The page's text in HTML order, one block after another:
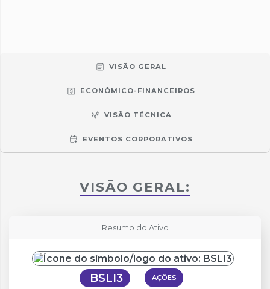
VISÃO GERAL
ECONÔMICO-FINANCEIROS
VISÃO TÉCNICA
EVENTOS CORPORATIVOS
VISÃO GERAL:
Resumo do Ativo
BSLI3 AÇÕES